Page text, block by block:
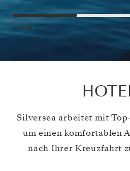
1 VON 2
Silversea arbeitet mit
um einen komfortablen
nach Ihrer Kreuzfahrt